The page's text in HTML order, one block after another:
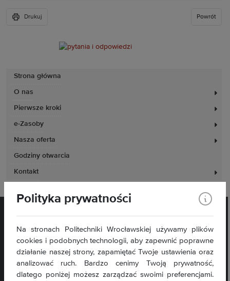
Strona główna
O nas
Pierwsze kroki
e-Zasoby
Nasza oferta
Godziny otwarcia
Kontakt
Drukuj Powrót
Plac Grunwaldzki 11
50-377 Wrocław
Polityka prywatności
Na stronach Politechniki Wrocławskiej używamy plików
cookies i podobnych technologii, aby zapewnić poprawne
działanie naszej strony, zapamiętać Twoje ustawienia oraz
analizować ruch. Bardzo cenimy Twoją prywatność,
dlatego poniżej możesz zarządzać swoimi preferencjami.